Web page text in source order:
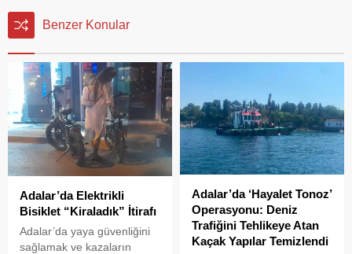
Benzer Konular
Adalar’da Elektrikli
Bisiklet “Kiraladık” İtirafı
Adalar’da yaya güvenliğini
sağlamak ve kazaların
Adalar’da ‘Hayalet Tonoz’
Operasyonu: Deniz
Trafiğini Tehlikeye Atan
Kaçak Yapılar Temizlendi